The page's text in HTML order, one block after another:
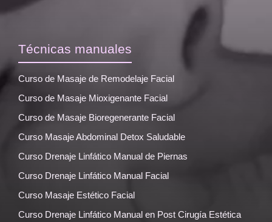
Técnicas manuales
Curso de Masaje de Remodelaje Facial
Curso de Masaje Mioxigenante Facial
Curso de Masaje Bioregenerante Facial
Curso Masaje Abdominal Detox Saludable
Curso Drenaje Linfático Manual de Piernas
Curso Drenaje Linfático Manual Facial
Curso Masaje Estético Facial
Curso Drenaje Linfático Manual en Post Cirugía Estética